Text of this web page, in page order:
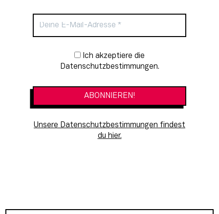
Newsletter-Anmeldung
Datenschutzbestimmungen.
Unsere Datenschutzbestimmungen findest
du hier.